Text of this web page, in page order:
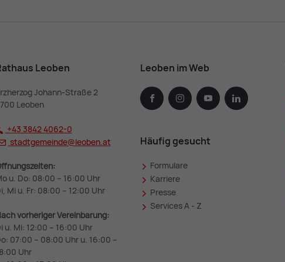
Leoben
Johann-Straße 2
Leoben
+43 3842 4062-0
stadtgemeinde@leoben.at
u. Do: 08:00 – 16:00 Uhr
Mi u. Fr: 08:00 – 12:00 Uhr
vorheriger Vereinbarung:
u. Mi: 12:00 – 16:00 Uhr
07:00 – 08:00 Uhr u. 16:00 –
Uhr
Leoben im Web
facebook instagramyoutube linkedin
Häufig gesucht
Formulare
Karriere
Presse
Services A - Z